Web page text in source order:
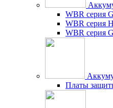
WBR серия
WBR серия
WBR серия
Платы